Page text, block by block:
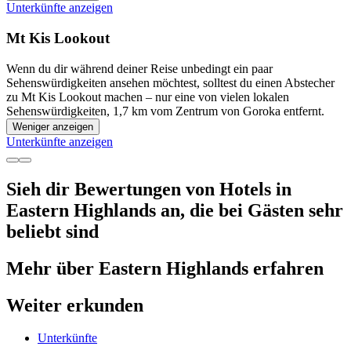
Unterkünfte anzeigen
Mt Kis Lookout
Wenn du dir während deiner Reise unbedingt ein paar
Sehenswürdigkeiten ansehen möchtest, solltest du einen Abstecher
zu Mt Kis Lookout machen – nur eine von vielen lokalen
Sehenswürdigkeiten, 1,7 km vom Zentrum von Goroka entfernt.
Weniger anzeigen
Unterkünfte anzeigen
Sieh dir Bewertungen von Hotels in
Eastern Highlands an, die bei Gästen sehr
beliebt sind
Mehr über Eastern Highlands erfahren
Weiter erkunden
Unterkünfte